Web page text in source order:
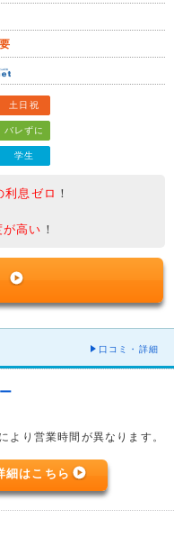
土日祝
バレずに
学生
利息ゼロ ！
が高い ！
口コミ・詳細
り営業時間が異なります。
細はこちら